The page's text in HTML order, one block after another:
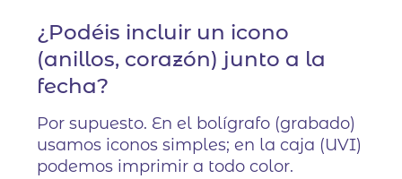
¿Podéis incluir un icono
(anillos, corazón) junto a la
fecha?
Por supuesto. En el bolígrafo (grabado)
usamos iconos simples; en la caja (UVI)
podemos imprimir a todo color.